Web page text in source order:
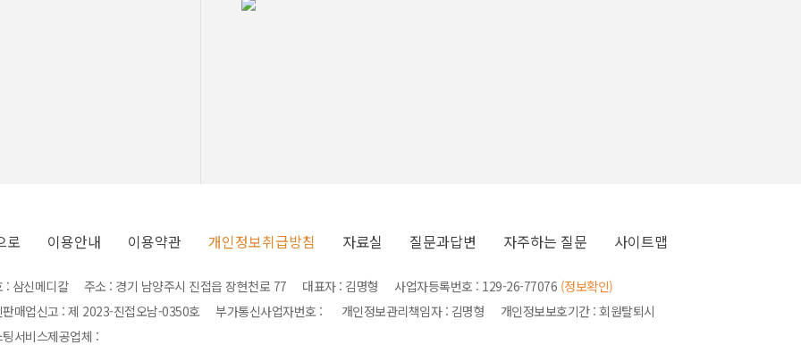
로 이용안내 이용약관 개인정보취급방침 자료실 질문과답변 자주하는 질문 사이트맵
: 삼신메디칼 주소 : 경기 남양주시 진접읍 장현천로 77 대표자 : 김명형 사업자등록번호 : 129-26-77076 (정보확인)
판매업신고 : 제 2023-진접오남-0350호 부가통신사업자번호 : 개인정보관리책임자 : 김명형 개인정보보호기간 : 회원탈퇴시
서비스제공업체 :